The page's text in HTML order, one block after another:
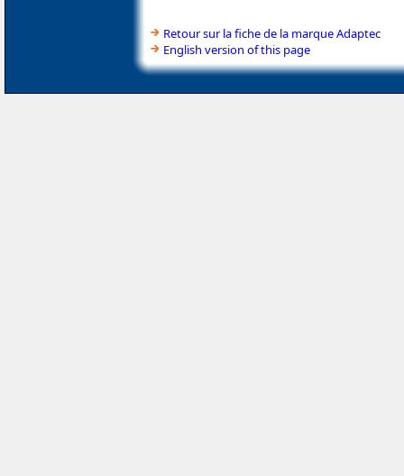
Retour sur la fiche de la marque Adaptec
English version of this page